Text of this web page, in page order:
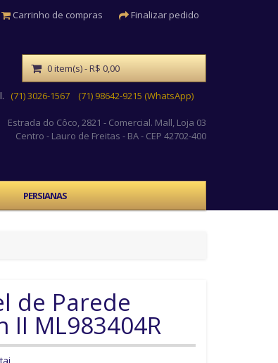
Carrinho de compras Finalizar pedido
(71) 3026-1567 (71) 98642-9215 (WhatsApp)
Estrada do Côco, 2821 - Comercial. Mall, Loja 03
Centro - Lauro de Freitas - BA - CEP 42702-400
0 item(s) - R$ 0,00
PERSIANAS
de Parede
II ML983404R